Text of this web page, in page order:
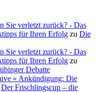
Sie verletzt zurück? - Das
für Ihren Erfolg zu Die
Sie verletzt zurück? - Das
für Ihren Erfolg zu
Debatte
» Ankündigung: Die
Der Frischlingscup – die